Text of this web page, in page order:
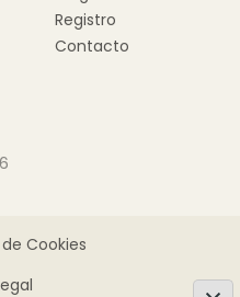
Registro
Contacto
Cookies